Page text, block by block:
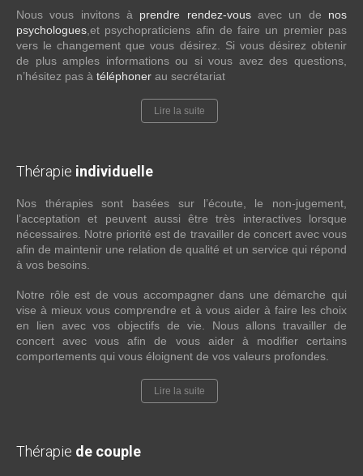
Nous vous invitons à prendre rendez-vousavec un de nos
psychologues ,et psychopraticiens afin de faire un premier pas
vers le changement que vous désirez. Si vous désirez obtenir
de plus amples informations ou si vous avez des questions,
n’hésitez pas à téléphoner au secrétariat
Lire la suite
Thérapie individuelle
Nos thérapies sont basées sur l’écoute, le non-jugement,
l’acceptation et peuvent aussi être très interactives lorsque
nécessaires. Notre priorité est de travailler de concert avec vous
afin de maintenir une relation de qualité et un service qui répond
à vos besoins.
Notre rôle est de vous accompagner dans une démarche qui
vise à mieux vous comprendre et à vous aider à faire les choix
en lien avec vos objectifs de vie. Nous allons travailler de
concert avec vous afin de vous aider à modifier certains
comportements qui vous éloignent de vos valeurs profondes.
Lire la suite
Thérapie de couple